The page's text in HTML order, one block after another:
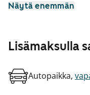
Näytä enemmän
Lisämaksulla
Autopaikka,